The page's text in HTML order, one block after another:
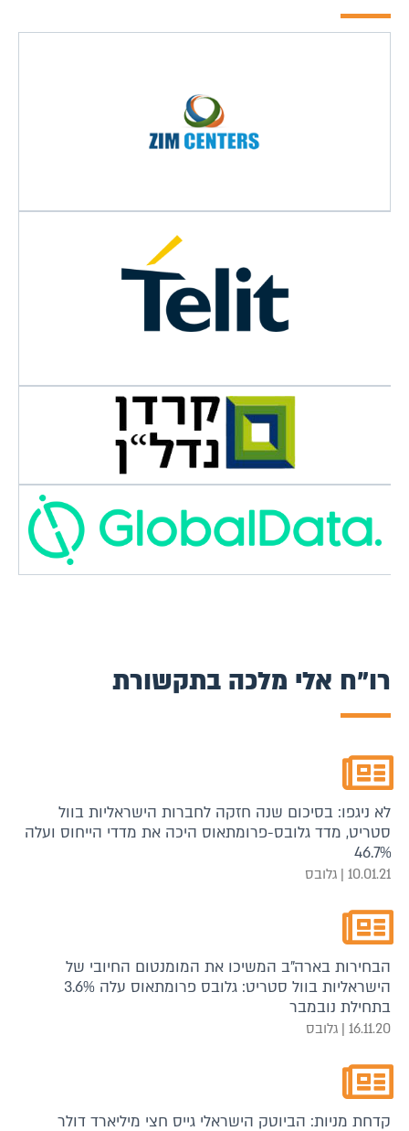
רו"ח אלי מלכה בתקשורת
לא ניגפו: בסיכום שנה חזקה לחברות הישראליות בוול
סטריט, מדד גלובס-פרומתאוס היכה את מדדי הייחוס ועלה
46.7%
10.01.21 | גלובס
הבחירות בארה"ב המשיכו את המומנטום החיובי של
הישראליות בוול סטריט: גלובס פרומתאוס עלה 3.6%
בתחילת נובמבר
16.11.20 | גלובס
קדחת מניות: הביוטק הישראלי גייס חצי מיליארד דולר